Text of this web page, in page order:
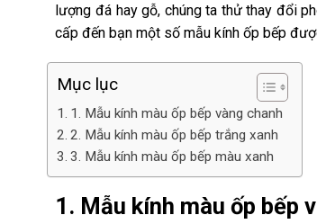
lượng đá hay gỗ, chúng ta thử thay đổi
cấp đến bạn một số mẫu kính ốp bếp
Mục lục
1. Mẫu kính màu ốp bếp vàng chanh
2. Mẫu kính màu ốp bếp trắng xanh
3. Mẫu kính màu ốp bếp màu xanh
1. Mẫu kính màu ốp bếp